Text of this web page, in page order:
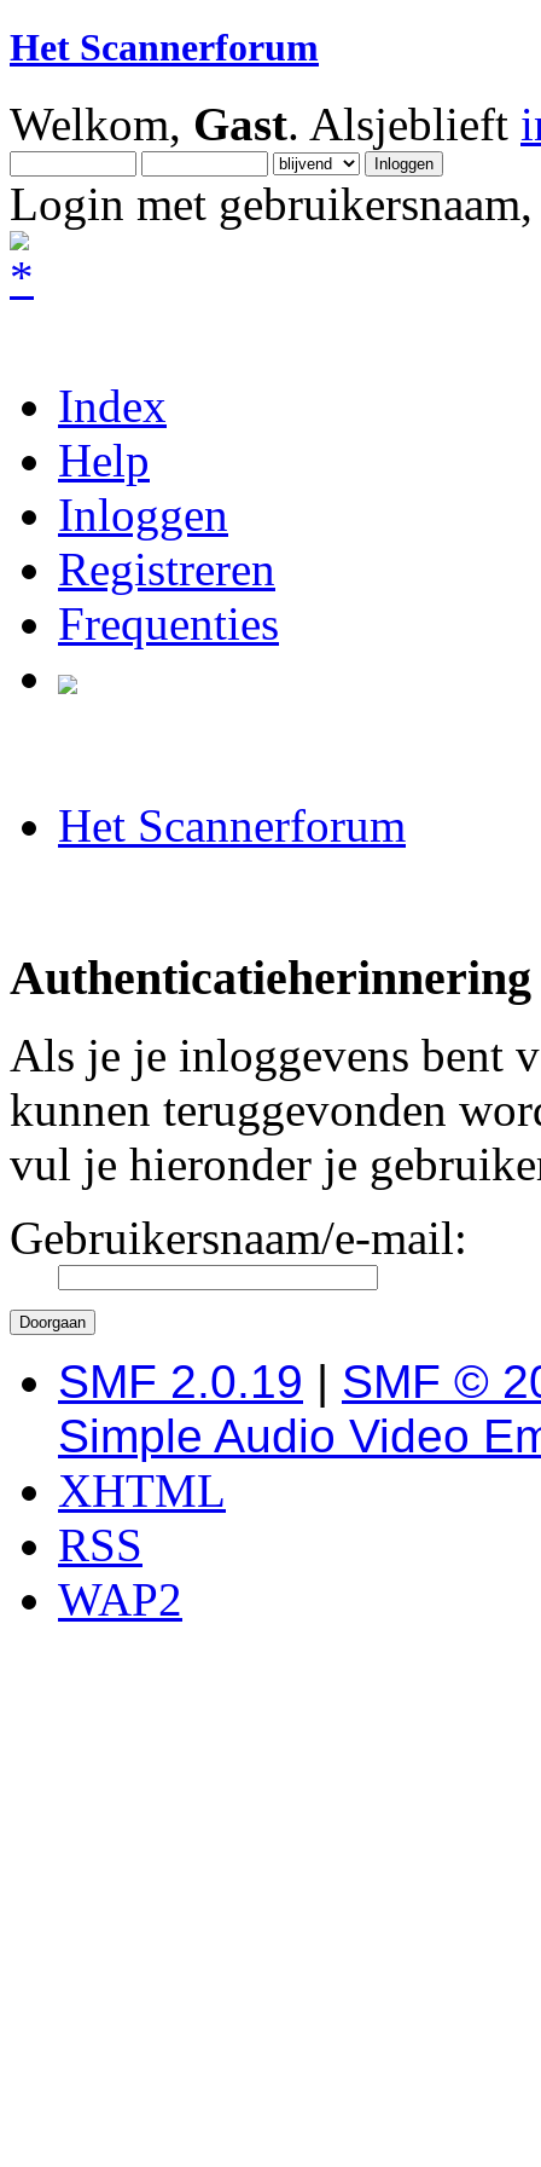
Het Scannerforum
Welkom, Gast. Alsjeblieft
Login met
Index
Help
Inloggen
Registreren
Frequenties
Het Scannerforum
Authenticatieherinnering
Als je je inloggevens bent
kunnen teruggevonden
vul je hieronder je
Gebruikersnaam/e-mail:
SMF 2.0.19 | SMF ©
Simple Audio Video
XHTML
RSS
WAP2